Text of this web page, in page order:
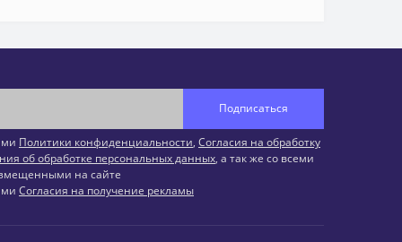
Подписаться
Политики конфиденциальности, Согласия на обработку
об обработке персональных данных, а так же со всеми
на сайте
Согласия на получение рекламы